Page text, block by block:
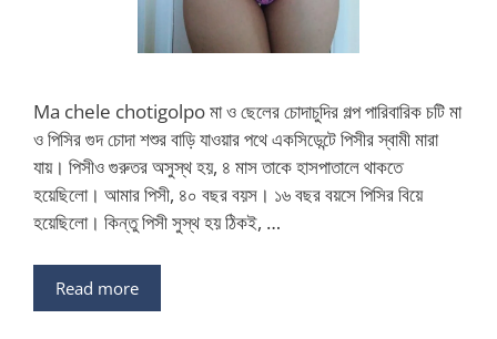
Ma chele chotigolpo মা ও ছেলের চোদাচুদির গল্প পারিবারিক চটি মা
ও পিসির গুদ চোদা শশুর বাড়ি যাওয়ার পথে একসিডেন্টে পিসীর স্বামী মারা
যায়। পিসীও গুরুতর অসুস্থ হয়, ৪ মাস তাকে হাসপাতালে থাকতে
হয়েছিলো। আমার পিসী, ৪০ বছর বয়স। ১৬ বছর বয়সে পিসির বিয়ে
হয়েছিলো। কিন্তু পিসী সুস্থ হয় ঠিকই, …
Read more